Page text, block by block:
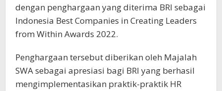
dengan penghargaan yang diterima BRI sebagai
Indonesia Best Companies in Creating Leaders
from Within Awards 2022.
Penghargaan tersebut diberikan oleh Majalah
SWA sebagai apresiasi bagi BRI yang berhasil
mengimplementasikan praktik-praktik HR